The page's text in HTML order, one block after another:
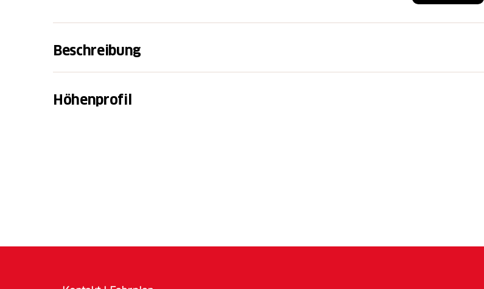
Beschreibung
von Bivio bis Stalvedro entlang der Langlaufloipe. Der Winterwanderweg bietet eine
romantische Idylle durch den schönen Arvenwald und eine herrliche Aussicht auf den
Höhenprofil